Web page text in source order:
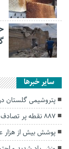
سایر خبرها
پتروشیمی گلستان
۸۸۷ نقطه پر تصادف کشور ایمن سازی می‌شود
پوشش بیش از هزار عملیات طی ۶